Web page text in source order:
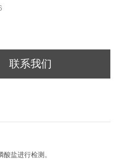
联系我们
盐进行检测。